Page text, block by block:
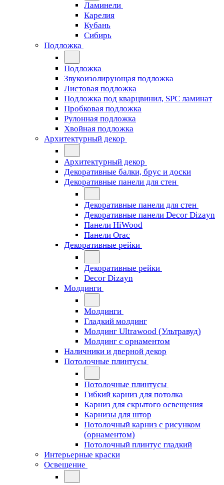
Ламинели
Карелия
Кубань
Сибирь
Подложка
Подложка
Звукоизолирующая подложка
Листовая подложка
Подложка под кварцвинил, SPC ламинат
Пробковая подложка
Рулонная подложка
Хвойная подложка
Архитектурный декор
Архитектурный декор
Декоративные балки, брус и доски
Декоративные панели для стен
Декоративные панели для стен
Декоративные панели Decor Dizayn
Панели HiWood
Панели Orac
Декоративные рейки
Декоративные рейки
Decor Dizayn
Молдинги
Молдинги
Гладкий молдинг
Молдинг Ultrawood (Ультравуд)
Молдинг с орнаментом
Наличники и дверной декор
Потолочные плинтусы
Потолочные плинтусы
Гибкий карниз для потолка
Карниз для скрытого освещения
Карнизы для штор
Потолочный карниз с рисунком
(орнаментом)
Потолочный плинтус гладкий
Интерьерные краски
Освещение